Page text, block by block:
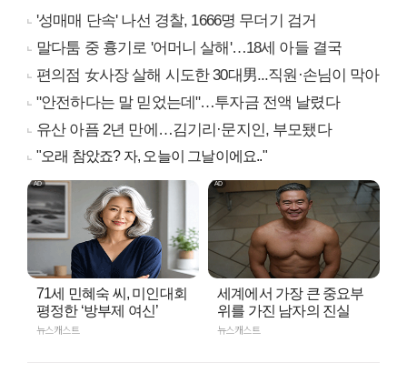
'성매매 단속' 나선 경찰, 1666명 무더기 검거
말다툼 중 흉기로 '어머니 살해'…18세 아들 결국
편의점 女사장 살해 시도한 30대男...직원·손님이 막아
"안전하다는 말 믿었는데"…투자금 전액 날렸다
유산 아픔 2년 만에…김기리·문지인, 부모됐다
"오래 참았죠? 자, 오늘이 그날이에요.."
71세 민혜숙 씨, 미인대회
평정한 ‘방부제 여신’
뉴스캐스트
세계에서 가장 큰 중요부
위를 가진 남자의 진실
뉴스캐스트